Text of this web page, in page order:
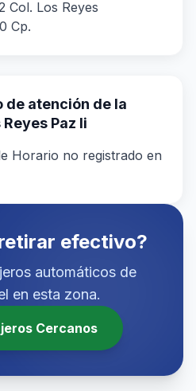
Col. Los Reyes
Cp.
de atención de la
Paz Ii
Horario no registrado en
efectivo?
automáticos de
en esta zona.
Cercanos